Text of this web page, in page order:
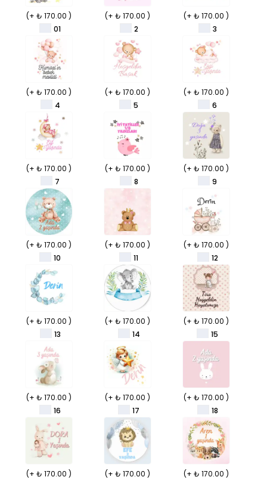
(+ ₺ 170.00 )
01
(+ ₺ 170.00 )
2
(+ ₺ 170.00 )
3
(+ ₺ 170.00 )
4
(+ ₺ 170.00 )
5
(+ ₺ 170.00 )
6
(+ ₺ 170.00 )
7
(+ ₺ 170.00 )
8
(+ ₺ 170.00 )
9
(+ ₺ 170.00 )
10
(+ ₺ 170.00 )
11
(+ ₺ 170.00 )
12
(+ ₺ 170.00 )
13
(+ ₺ 170.00 )
14
(+ ₺ 170.00 )
15
(+ ₺ 170.00 )
16
(+ ₺ 170.00 )
17
(+ ₺ 170.00 )
18
(+ ₺ 170.00 )
(+ ₺ 170.00 )
(+ ₺ 170.00 )